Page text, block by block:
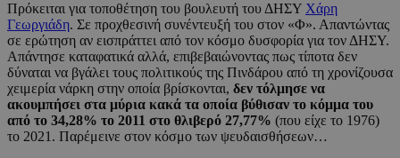
Πρόκειται για τοποθέτηση του βουλευτή του ΔΗΣΥ Χάρη
Γεωργιάδη. Σε προχθεσινή συνέντευξή του στον «Φ». Απαντώντας
σε ερώτηση αν εισπράττει από τον κόσμο δυσφορία για τον ΔΗΣΥ.
Απάντησε καταφατικά αλλά, επιβεβαιώνοντας πως τίποτα δεν
δύναται να βγάλει τους πολιτικούς της Πινδάρου από τη χρονίζουσα
χειμερία νάρκη στην οποία βρίσκονται, δεν τόλμησε να
ακουμπήσει στα μύρια κακά τα οποία βύθισαν το κόμμα του
από το 34,28% το 2011 στο θλιβερό 27,77% (που είχε το 1976)
το 2021. Παρέμεινε στον κόσμο των ψευδαισθήσεων…